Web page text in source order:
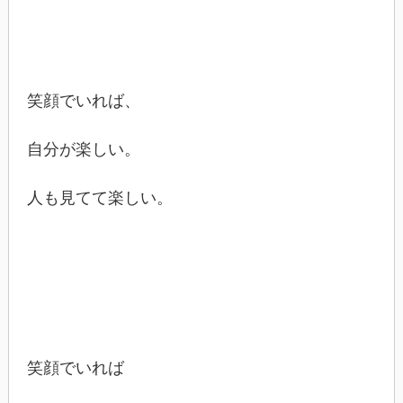
笑顔でいれば、
自分が楽しい。
人も見てて楽しい。
笑顔でいれば